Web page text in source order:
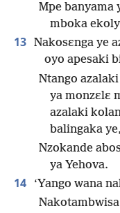
Mpe banyama
mboka
13 Nakosɛnga ye
oyo apesaki
Ntango
ya monzɛlɛ
azalaki
balingaka ye,
Nzokande
ya Yehova.
14
‘Yango wana